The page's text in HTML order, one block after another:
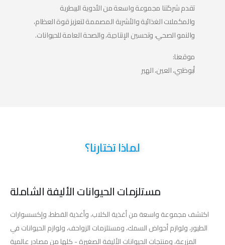
تقدم شركتنا مجموعة واسعة من الأدوية البيطرية
والمكملات الغذائية والأشربة المصممة لتعزيز قوة العظام،
والنمو الصحي، وتحسين الإنتاجية، والصحة العامة للحيوانات.
موقعنا:
أبوظبي، العين، الهير
لماذا تختارنا؟
مستلزمات الحيوانات الأليفة الشاملة
اكتشف مجموعة واسعة من أغذية الكلاب، وأغذية القطط، وإكسسوارات
الطيور، ولوازم أحواض السمك، ومستلزمات الزواحف، ولوازم الحيوانات في
المزرعة، ومنتجات الحيوانات الأليفة الصغيرة - كلها من مصادر عالمية